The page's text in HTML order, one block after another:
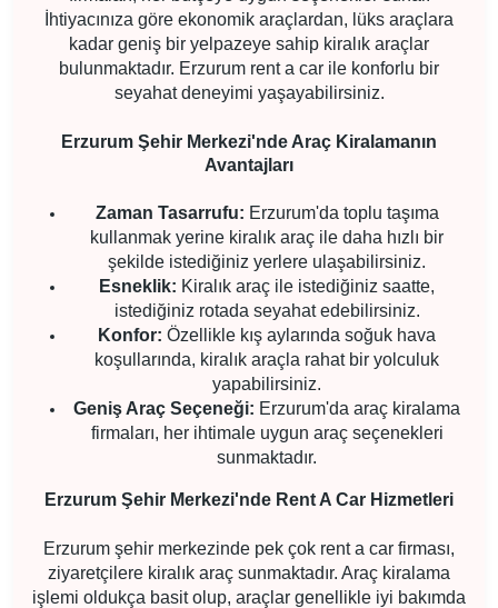
İhtiyacınıza göre ekonomik araçlardan, lüks araçlara
kadar geniş bir yelpazeye sahip kiralık araçlar
bulunmaktadır. Erzurum rent a car ile konforlu bir
seyahat deneyimi yaşayabilirsiniz.
Erzurum Şehir Merkezi'nde Araç Kiralamanın
Avantajları
Zaman Tasarrufu: Erzurum'da toplu taşıma
kullanmak yerine kiralık araç ile daha hızlı bir
şekilde istediğiniz yerlere ulaşabilirsiniz.
Esneklik: Kiralık araç ile istediğiniz saatte,
istediğiniz rotada seyahat edebilirsiniz.
Konfor: Özellikle kış aylarında soğuk hava
koşullarında, kiralık araçla rahat bir yolculuk
yapabilirsiniz.
Geniş Araç Seçeneği: Erzurum'da araç kiralama
firmaları, her ihtimale uygun araç seçenekleri
sunmaktadır.
Erzurum Şehir Merkezi'nde Rent A Car Hizmetleri
Erzurum şehir merkezinde pek çok rent a car firması,
ziyaretçilere kiralık araç sunmaktadır. Araç kiralama
işlemi oldukça basit olup, araçlar genellikle iyi bakımda